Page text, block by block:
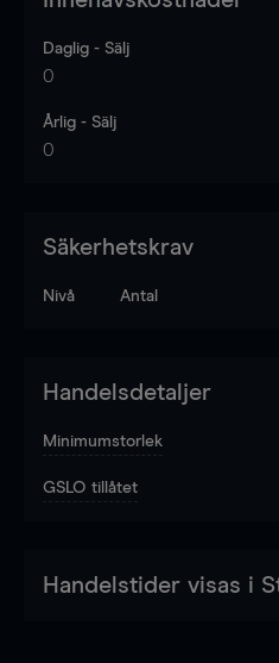
Daglig - Sälj
0
Årlig - Sälj
0
Säkerhetskrav
Nivå Antal
Handelsdetaljer
Minimumstorlek
GSLO tillåtet
Handelstider visas i